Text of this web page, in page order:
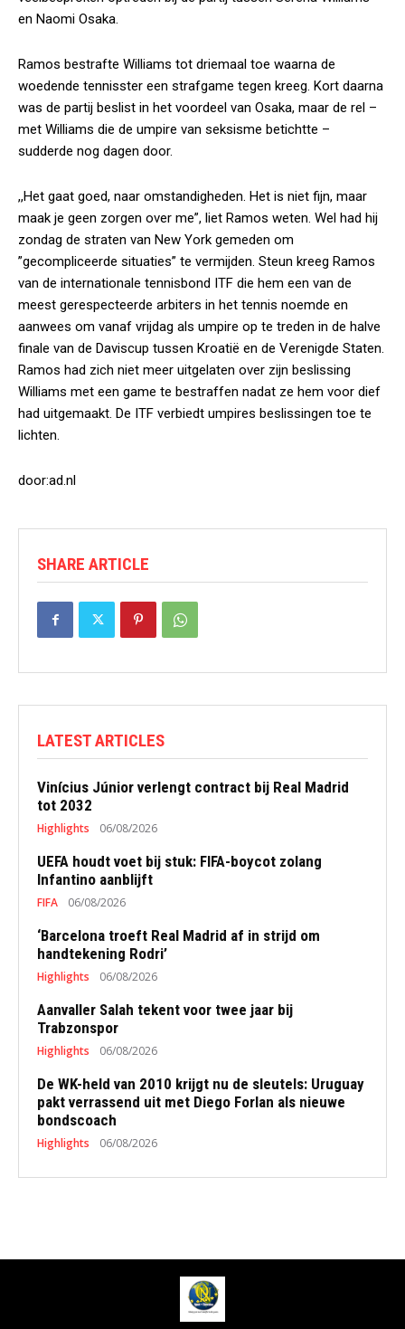
en Naomi Osaka.
Ramos bestrafte Williams tot driemaal toe waarna de
woedende tennisster een strafgame tegen kreeg. Kort daarna
was de partij beslist in het voordeel van Osaka, maar de rel –
met Williams die de umpire van seksisme betichtte –
sudderde nog dagen door.
,,Het gaat goed, naar omstandigheden. Het is niet fijn, maar
maak je geen zorgen over me”, liet Ramos weten. Wel had hij
zondag de straten van New York gemeden om
”gecompliceerde situaties” te vermijden. Steun kreeg Ramos
van de internationale tennisbond ITF die hem een van de
meest gerespecteerde arbiters in het tennis noemde en
aanwees om vanaf vrijdag als umpire op te treden in de halve
finale van de Daviscup tussen Kroatië en de Verenigde Staten.
Ramos had zich niet meer uitgelaten over zijn beslissing
Williams met een game te bestraffen nadat ze hem voor dief
had uitgemaakt. De ITF verbiedt umpires beslissingen toe te
lichten.
door:ad.nl
SHARE ARTICLE
LATEST ARTICLES
Vinícius Júnior verlengt contract bij Real Madrid
tot 2032
Highlights 06/08/2026
UEFA houdt voet bij stuk: FIFA-boycot zolang
Infantino aanblijft
FIFA 06/08/2026
‘Barcelona troeft Real Madrid af in strijd om
handtekening Rodri’
Highlights 06/08/2026
Aanvaller Salah tekent voor twee jaar bij
Trabzonspor
Highlights 06/08/2026
De WK-held van 2010 krijgt nu de sleutels: Uruguay
pakt verrassend uit met Diego Forlan als nieuwe
bondscoach
Highlights 06/08/2026